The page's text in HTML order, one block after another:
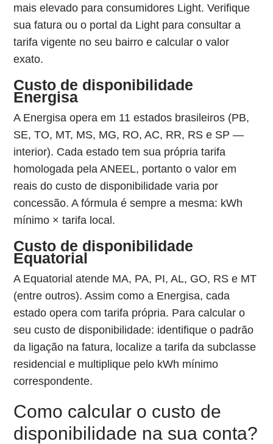
mais elevado para consumidores Light. Verifique
sua fatura ou o portal da Light para consultar a
tarifa vigente no seu bairro e calcular o valor
exato.
Custo de disponibilidade
Energisa
A Energisa opera em 11 estados brasileiros (PB,
SE, TO, MT, MS, MG, RO, AC, RR, RS e SP —
interior). Cada estado tem sua própria tarifa
homologada pela ANEEL, portanto o valor em
reais do custo de disponibilidade varia por
concessão. A fórmula é sempre a mesma: kWh
mínimo × tarifa local.
Custo de disponibilidade
Equatorial
A Equatorial atende MA, PA, PI, AL, GO, RS e MT
(entre outros). Assim como a Energisa, cada
estado opera com tarifa própria. Para calcular o
seu custo de disponibilidade: identifique o padrão
da ligação na fatura, localize a tarifa da subclasse
residencial e multiplique pelo kWh mínimo
correspondente.
Como calcular o custo de
disponibilidade na sua conta?